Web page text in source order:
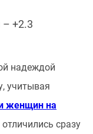
+2.3
надеждой
учитывая
женщин на
сразу